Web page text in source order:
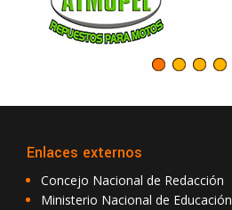
Enlaces externos
Concejo Nacional de Redacción
Ministerio Nacional de Educación